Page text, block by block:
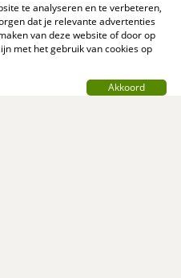
te analyseren en te verbeteren,
dat je relevante advertenties
van deze website of door op
met het gebruik van cookies op
Akkoord